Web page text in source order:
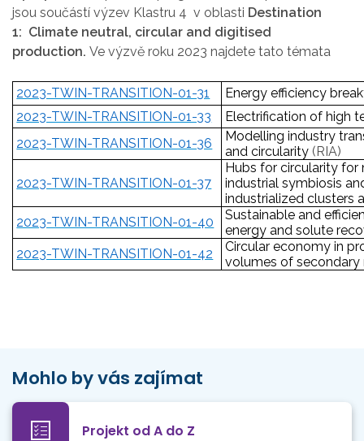
jsou součástí výzev Klastru 4 v oblasti Destination
1: Climate neutral, circular and digitised
production. Ve výzvě roku 2023 najdete tato témata
2023-TWIN-TRANSITION-01-31
Energy efficiency
2023-TWIN-TRANSITION-01-33
Electrification of high
2023-TWIN-TRANSITION-01-36
Modelling industry
and circularity (RIA)
2023-TWIN-TRANSITION-01-37
Hubs for circularity for
industrial symbiosis
industrialized clusters
2023-TWIN-TRANSITION-01-40
Sustainable and
energy and solute
2023-TWIN-TRANSITION-01-42
Circular economy in
volumes of secondary
Mohlo by vás zajímat
Projekt od A do Z